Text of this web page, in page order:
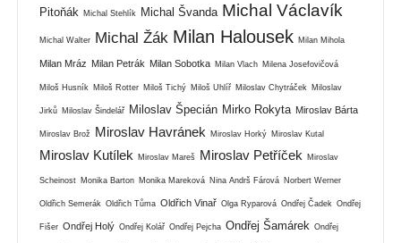
Pitoňák Michal Stehlík Michal Švanda Michal Václavík
Michal Walter Michal Žák Milan Halousek Milan Mihola
Milan Mráz Milan Petrák Milan Sobotka Milan Vlach Milena Josefovičová
Miloš Husník Miloš Rotter Miloš Tichý Miloš Uhlíř Miloslav Chytráček Miloslav
Jirků Miloslav Šindelář Miloslav Špecián Mirko Rokyta Miroslav Bárta
Miroslav Brož Miroslav Havránek Miroslav Horký Miroslav Kutal
Miroslav Kutílek Miroslav Mareš Miroslav Petříček Miroslav
Scheinost Monika Barton Monika Mareková Nina Andrš Fárová Norbert Werner
Oldřich Semerák Oldřich Tůma Oldřich Vinař Olga Ryparová Ondřej Čadek Ondřej
Fišer Ondřej Holý Ondřej Kolář Ondřej Pejcha Ondřej Šamárek Ondřej